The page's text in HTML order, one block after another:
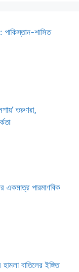
পাকিস্তান-শাসিত
তরুণরা,
একমাত্র পারমাণবিক
বাতিলের ইঙ্গিত